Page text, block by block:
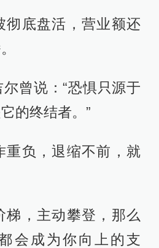
彻底盘活，营业额还
曾说：“恐惧只源于
的终结者。”
重负，退缩不前，就
梯，主动攀登，那么
会成为你向上的支